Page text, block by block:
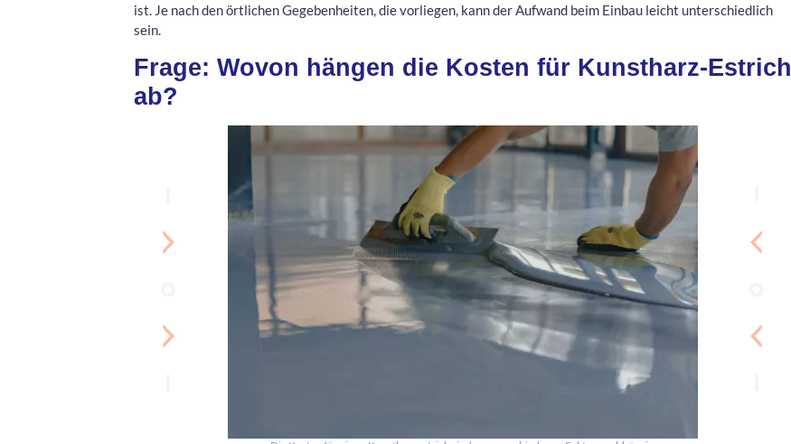
ist. Je nach den örtlichen Gegebenheiten, die vorliegen, kann der Aufwand beim Einbau leicht unterschiedlich
sein.
Frage: Wovon hängen die Kosten für Kunstharz-Estrich
ab?